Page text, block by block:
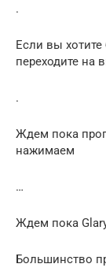
.
Если вы хотите
переходите на
.
Ждем пока
нажимаем
…
Ждем пока
Большинство